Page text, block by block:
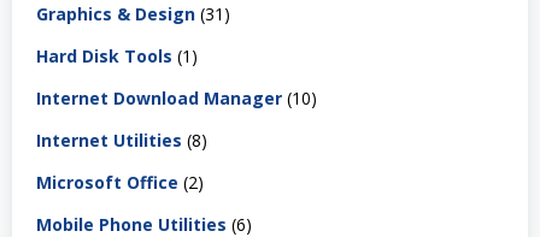
Graphics & Design (31)
Hard Disk Tools (1)
Internet Download Manager (10)
Internet Utilities (8)
Microsoft Office (2)
Mobile Phone Utilities (6)